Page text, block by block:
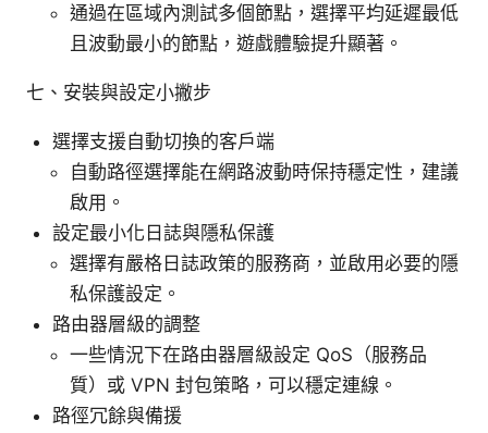
通過在區域內測試多個節點，選擇平均延遲最低
且波動最小的節點，遊戲體驗提升顯著。
七、安裝與設定小撇步
選擇支援自動切換的客戶端
自動路徑選擇能在網路波動時保持穩定性，建議
啟用。
設定最小化日誌與隱私保護
選擇有嚴格日誌政策的服務商，並啟用必要的隱
私保護設定。
路由器層級的調整
一些情況下在路由器層級設定 QoS（服務品
質）或 VPN 封包策略，可以穩定連線。
路徑冗餘與備援